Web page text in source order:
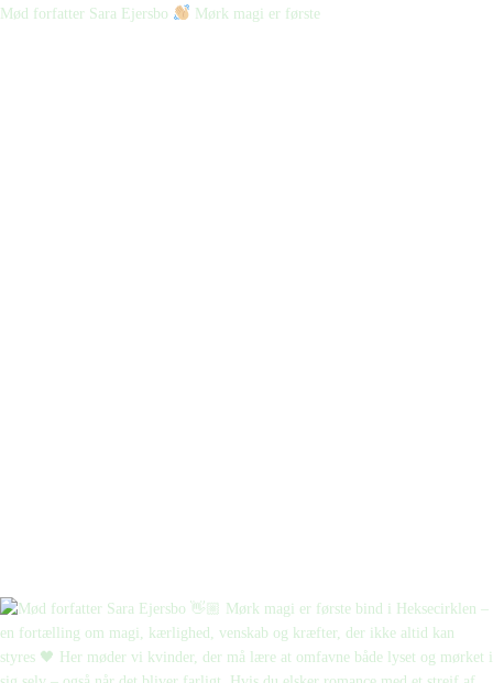
Mød forfatter Sara Ejersbo Mørk magi er første